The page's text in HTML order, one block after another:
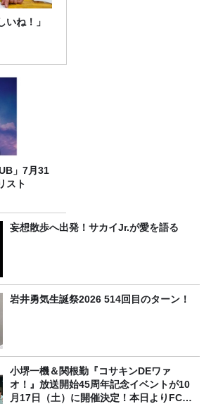
いね！」
」7月31
スト
妄想散歩へ出発！サカイJr.が愛を語る
岩井勇気生誕祭2026 514回目のターン！
小堺一機＆関根勤『コサキンDEワァ
オ！』放送開始45周年記念イベントが10
月17日（土）に開催決定！本日よりFC先